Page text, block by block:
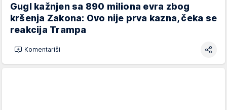
Gugl kažnjen sa 890 miliona evra zbog
kršenja Zakona: Ovo nije prva kazna, čeka se
reakcija Trampa
Komentariši